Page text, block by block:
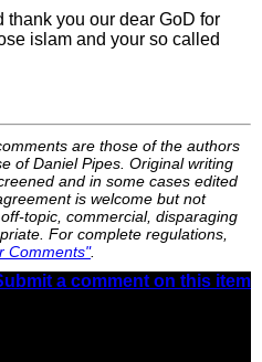
thank you our dear GoD for
islam and your so called
are those of the authors
of Daniel Pipes. Original writing
and in some cases edited
is welcome but not
topic, commercial, disparaging
For complete regulations,
Comments".
a comment on this item